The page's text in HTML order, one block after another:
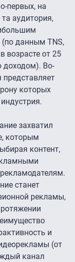
первых, на
аудитория,
(по данным TNS,
возрасте от 25
доходом). Во-
представляет
которых
захватил
которым
контент,
станет
рекламы,
и
(от
канал